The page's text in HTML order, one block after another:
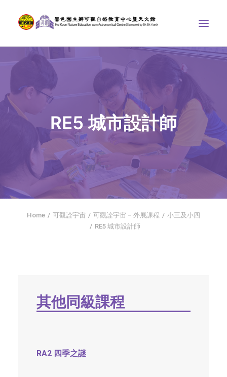
中心介紹
學界課程
天文館
博物天地
比賽/專題計劃
聯絡我們
RE5 城市設計師
Home 可觀詮宇宙 可觀詮宇宙 – 外展課程
小三及小四
RE5 城市設計師
其他同級課程
RA2 四季之謎